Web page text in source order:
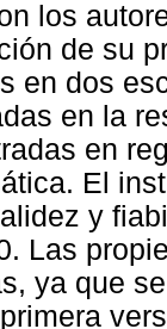
los
de su
en dos
en la
en
El
y
Las
ya que